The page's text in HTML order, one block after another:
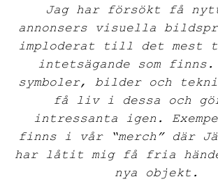
Jag har försökt få
annonsers visuella
imploderat till det mest
intetsägande som finns.
symboler, bilder och
få liv i dessa och
intressanta igen.
finns i vår “merch” där
har låtit mig få fria
nya objekt.